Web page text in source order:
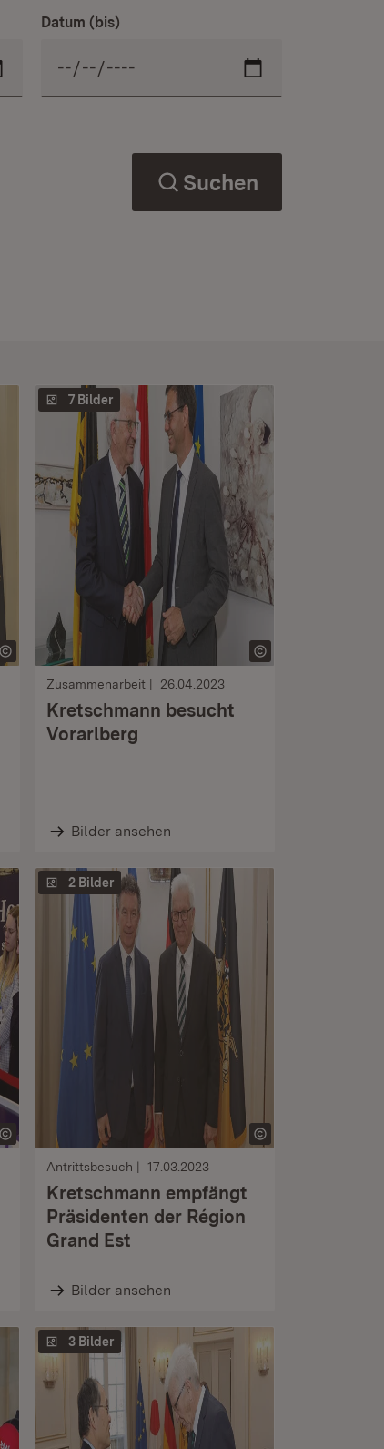
Datum (bis)
Suchen
7 Bilder
Zusammenarbeit 26.04.2023
Kretschmann besucht
Vorarlberg
Bilder ansehen
2 Bilder
Antrittsbesuch 17.03.2023
Kretschmann empfängt
Präsidenten der Région
Grand Est
Bilder ansehen
3 Bilder